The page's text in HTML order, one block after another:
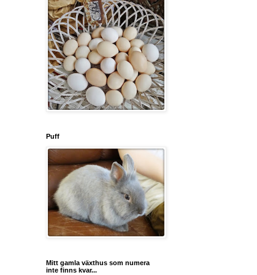
Puff
Mitt gamla växthus som numera
inte finns kvar...